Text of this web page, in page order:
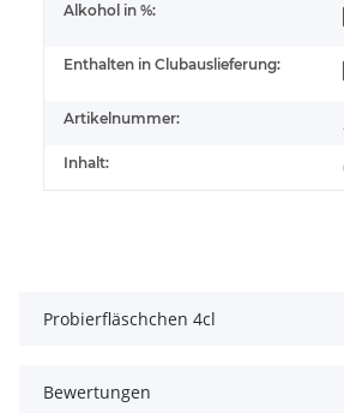
Alkohol in %:
Enthalten in Clubauslieferung:
Artikelnummer:
Inhalt:
Probierfläschchen 4cl
Bewertungen